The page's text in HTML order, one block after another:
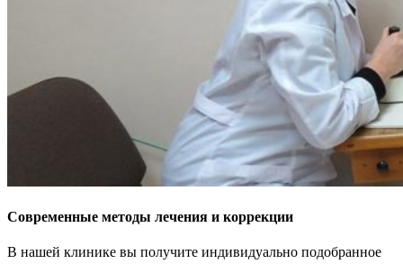
Современные методы лечения и коррекции
В нашей клинике вы получите индивидуально подобранное